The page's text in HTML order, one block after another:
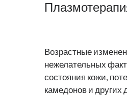
Возрастные
нежелательных
состояния кожи,
камедонов и других